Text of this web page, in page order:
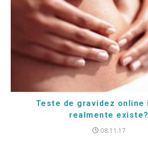
Teste de gravidez online
realmente existe?
08.11.17